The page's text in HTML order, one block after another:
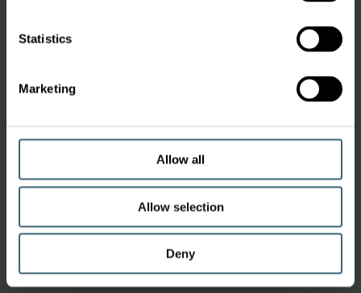
Statistics
Marketing
Allow all
Allow selection
Deny